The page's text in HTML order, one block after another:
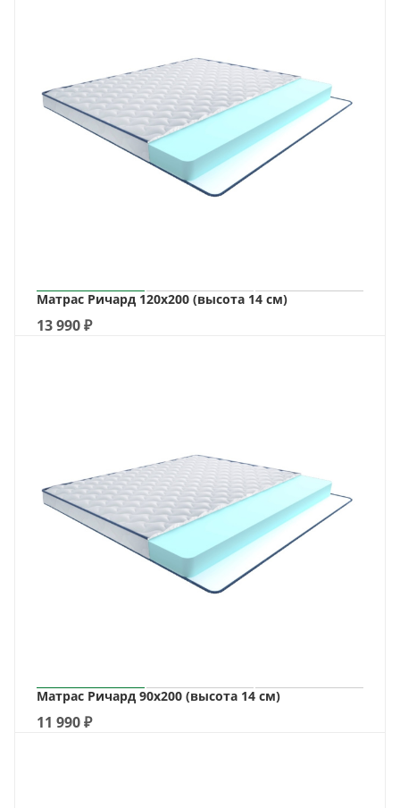
Матрас Ричард 120х200 (высота 14 см)
13 990₽
Матрас Ричард 90х200 (высота 14 см)
11 990₽